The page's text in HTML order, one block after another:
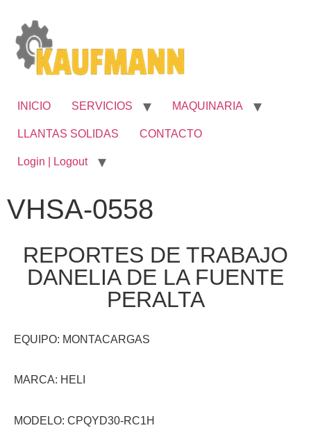
INICIO SERVICIOS MAQUINARIA
LLANTAS SOLIDAS CONTACTO
Login | Logout
VHSA-0558
REPORTES DE TRABAJO
DANELIA DE LA FUENTE
PERALTA
EQUIPO: MONTACARGAS
MARCA: HELI
MODELO: CPQYD30-RC1H